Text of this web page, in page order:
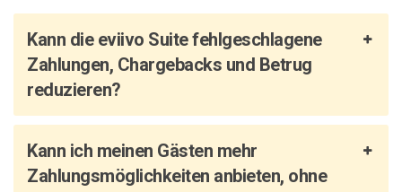
Kann die eviivo Suite fehlgeschlagene
Zahlungen, Chargebacks und Betrug
reduzieren?
Kann ich meinen Gästen mehr
Zahlungsmöglichkeiten anbieten, ohne